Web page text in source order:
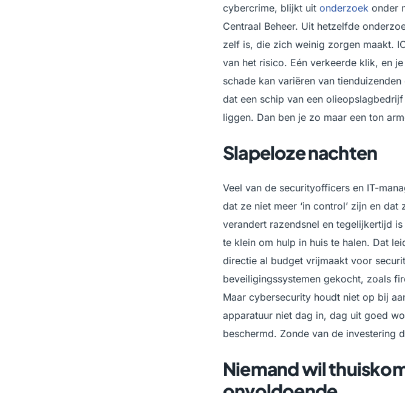
cybercrime, blijkt uit onderzoek onder
Centraal Beheer. Uit hetzelfde
zelf is, die zich weinig zorgen maakt.
van het risico. Eén verkeerde klik, en
schade kan variëren van
dat een schip van een
liggen. Dan ben je zo maar een ton
Slapeloze nachten
Veel van de securityofficers en IT-
dat ze niet meer ‘in control’ zijn en
verandert razendsnel en tegelijkertijd
te klein om hulp in huis te halen. Dat
directie al budget vrijmaakt voor
beveiligingssystemen gekocht, zoals
Maar cybersecurity houdt niet op bij
apparatuur niet dag in, dag uit goed
beschermd. Zonde van de investering
Niemand wil